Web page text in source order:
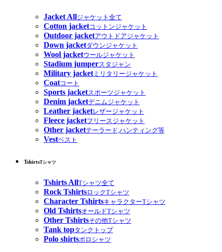
Jacket Allジャケット全て
Cotton jacketコットンジャケット
Outdoor jacketアウトドアジャケット
Down jacketダウンジャケット
Wool jacketウールジャケット
Stadium jumperスタジャン
Military jacketミリタリージャケット
Coatコート
Sports jacketスポーツジャケット
Denim jacketデニムジャケット
Leather jacketレザージャケット
Fleece jacketフリースジャケット
Other jacketテーラード,ハンティング等
Vestベスト
TshirtsTシャツ
Tshirts AllTシャツ全て
Rock TshirtsロックTシャツ
Character TshirtsキャラクターTシャツ
Old TshirtsオールドTシャツ
Other Tshirtsその他Tシャツ
Tank topタンクトップ
Polo shirtsポロシャツ